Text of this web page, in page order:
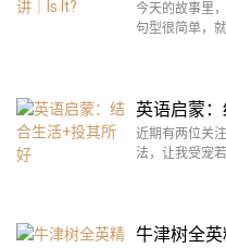
今天的故事里
句型很简单，
英语启蒙
近期有两位关
法，让我受宠
牛津树全